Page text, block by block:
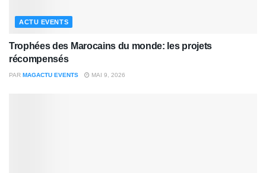
ACTU EVENTS
Trophées des Marocains du monde: les projets
récompensés
PAR MAGACTU EVENTS MAI 9, 2026